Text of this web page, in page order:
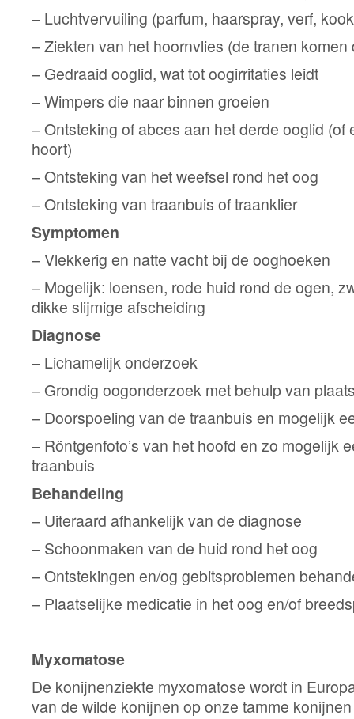
– Luchtvervuiling (parfum, haarspray, verf,
– Ziekten van het hoornvlies (de tranen komen
– Gedraaid ooglid, wat tot oogirritaties leidt
– Wimpers die naar binnen groeien
– Ontsteking of abces aan het derde ooglid (of
hoort)
– Ontsteking van het weefsel rond het oog
– Ontsteking van traanbuis of traanklier
Symptomen
– Vlekkerig en natte vacht bij de ooghoeken
– Mogelijk: loensen, rode huid rond de ogen,
dikke slijmige afscheiding
Diagnose
– Lichamelijk onderzoek
– Grondig oogonderzoek met behulp van
– Doorspoeling van de traanbuis en mogelijk
– Röntgenfoto’s van het hoofd en zo mogelijk
traanbuis
Behandeling
– Uiteraard afhankelijk van de diagnose
– Schoonmaken van de huid rond het oog
– Ontstekingen en/og gebitsproblemen
– Plaatselijke medicatie in het oog en/of
Myxomatose
De konijnenziekte myxomatose wordt in
van de wilde konijnen op onze tamme